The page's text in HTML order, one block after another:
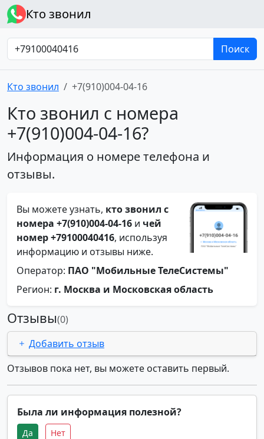
Кто звонил
Поиск
Кто звонил +7(910)004-04-16
Кто звонил с номера
+7(910)004-04-16?
Информация о номере телефона и
отзывы.
Вы можете узнать, кто звонил с
номера +7(910)004-04-16 и чей
номер +79100040416, используя
информацию и отзывы ниже.
Оператор: ПАО "Мобильные ТелеСистемы"
Регион: г. Москва и Московская область
Отзывы(0)
Добавить отзыв
Отзывов пока нет, вы можете оставить первый.
Была ли информация полезной?
Да Нет